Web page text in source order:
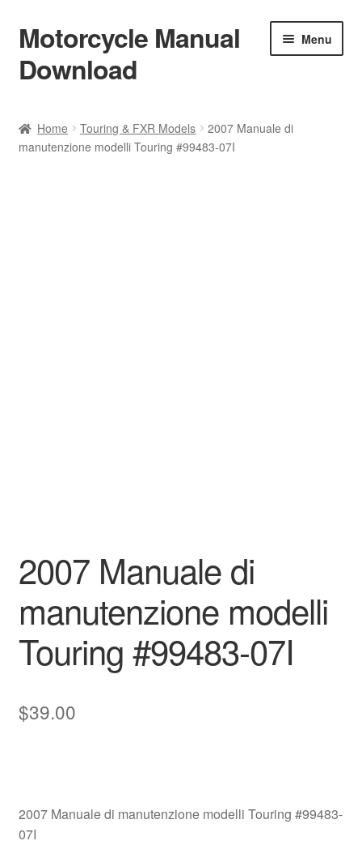
Skip
to
navigation
Skip
to
content
Motorcycle Manual
Download
Menu
Shop
Home Touring & FXR Models
2007 Manuale di
manutenzione modelli Touring #99483-07I
2007 Manuale di
manutenzione modelli
Touring #99483-07I
$39.00
2007 Manuale di manutenzione modelli Touring #99483-
07I